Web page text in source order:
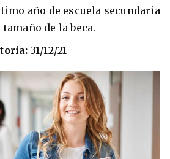
año de escuela secundaria
de la beca.
31/12/21